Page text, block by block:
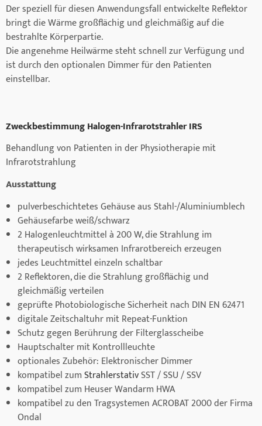
Der speziell für diesen Anwendungsfall entwickelte Reflektor
bringt die Wärme großflächig und gleichmäßig auf die
bestrahlte Körperpartie.
Die angenehme Heilwärme steht schnell zur Verfügung und
ist durch den optionalen Dimmer für den Patienten
einstellbar.
Zweckbestimmung Halogen-Infrarotstrahler IRS
Behandlung von Patienten in der Physiotherapie mit
Infrarotstrahlung
Ausstattung
pulverbeschichtetes Gehäuse aus Stahl-/Aluminiumblech
Gehäusefarbe weiß/schwarz
2 Halogenleuchtmittel à 200 W, die Strahlung im
therapeutisch wirksamen Infrarotbereich erzeugen
jedes Leuchtmittel einzeln schaltbar
2 Reflektoren, die die Strahlung großflächig und
gleichmäßig verteilen
geprüfte Photobiologische Sicherheit nach DIN EN 62471
digitale Zeitschaltuhr mit Repeat-Funktion
Schutz gegen Berührung der Filterglasscheibe
Hauptschalter mit Kontrollleuchte
optionales Zubehör: Elektronischer Dimmer
kompatibel zumStrahlerstativSST / SSU / SSV
kompatibel zum Heuser Wandarm HWA
kompatibel zu den Tragsystemen ACROBAT 2000 der Firma
Ondal